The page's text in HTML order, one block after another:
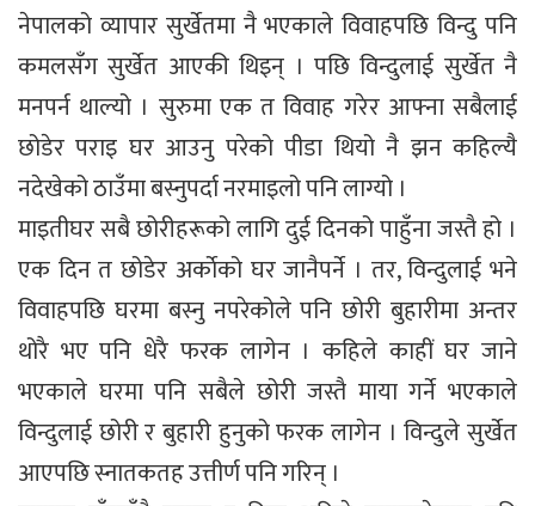
नेपालको व्यापार सुर्खेतमा नै भएकाले विवाहपछि विन्दु पनि
कमलसँग सुर्खेत आएकी थिइन् । पछि विन्दुलाई सुर्खेत नै
मनपर्न थाल्यो । सुरुमा एक त विवाह गरेर आफ्ना सबैलाई
छोडेर पराइ घर आउनु परेको पीडा थियो नै झन कहिल्यै
नदेखेको ठाउँमा बस्नुपर्दा नरमाइलो पनि लाग्यो ।
माइतीघर सबै छोरीहरूको लागि दुई दिनको पाहुँना जस्तै हो ।
एक दिन त छोडेर अर्काेको घर जानैपर्ने । तर, विन्दुलाई भने
विवाहपछि घरमा बस्नु नपरेकोले पनि छोरी बुहारीमा अन्तर
थोरै भए पनि धेरै फरक लागेन । कहिले काहीं घर जाने
भएकाले घरमा पनि सबैले छोरी जस्तै माया गर्ने भएकाले
विन्दुलाई छोरी र बुहारी हुनुको फरक लागेन । विन्दुले सुर्खेत
आएपछि स्नातकतह उत्तीर्ण पनि गरिन् ।